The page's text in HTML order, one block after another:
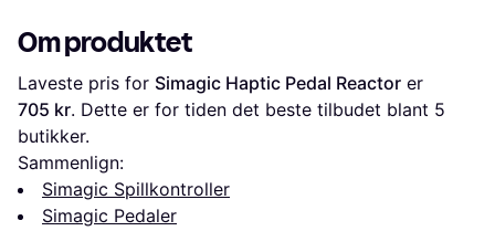
Om produktet
Laveste pris for Simagic Haptic Pedal Reactor
705 kr. Dette er for tiden det beste tilbudet blant 5
butikker.
Sammenlign:
Simagic Spillkontroller
Simagic Pedaler